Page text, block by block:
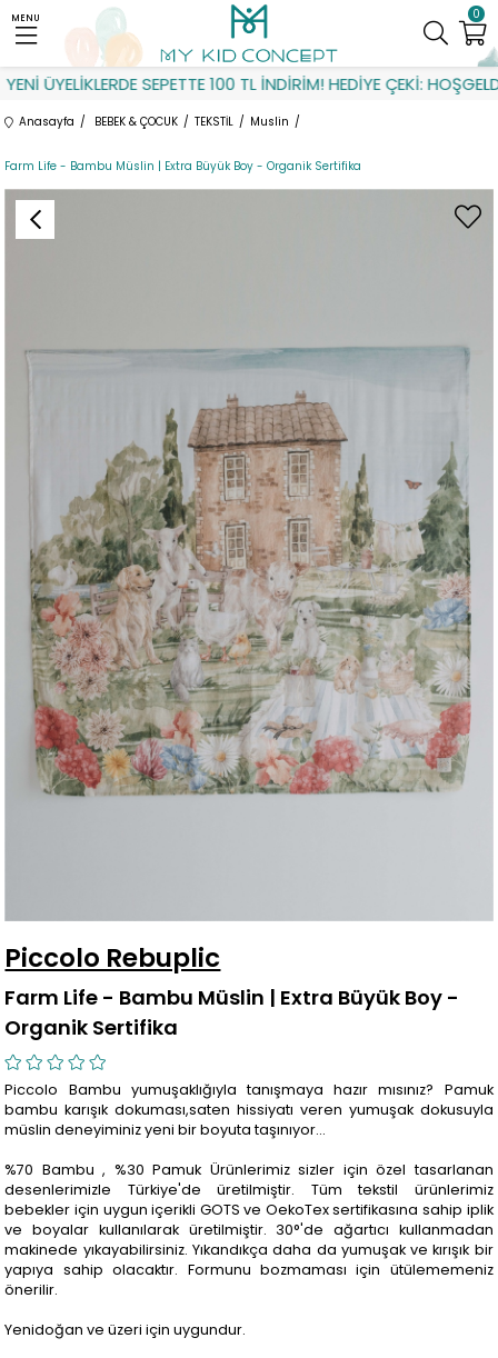
ÜYELİKLERDE SEPETTE 100 TL İNDİRİM! HEDİYE ÇEKİ: HOŞGELDİN
0
MENU
Anasayfa BEBEK & ÇOCUK TEKSTİL Muslin
Farm Life - Bambu Müslin | Extra Büyük Boy - Organik Sertifika
Piccolo Rebuplic
Farm Life - Bambu Müslin | Extra Büyük Boy -
Organik Sertifika
Piccolo Bambu yumuşaklığıyla tanışmaya hazır mısınız? Pamuk
bambu karışık dokuması,saten hissiyatı veren yumuşak dokusuyla
müslin deneyiminiz yeni bir boyuta taşınıyor…
%70 Bambu , %30 Pamuk Ürünlerimiz sizler için özel tasarlanan
desenlerimizle Türkiye'de üretilmiştir. Tüm tekstil ürünlerimiz
bebekler için uygun içerikli GOTS ve OekoTex sertifikasına sahip iplik
ve boyalar kullanılarak üretilmiştir. 30°'de ağartıcı kullanmadan
makinede yıkayabilirsiniz. Yıkandıkça daha da yumuşak ve kırışık bir
yapıya sahip olacaktır. Formunu bozmaması için ütülememeniz
önerilir.
Yenidoğan ve üzeri için uygundur.